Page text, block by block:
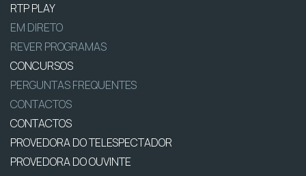
RTP PLAY
EM DIRETO
REVER PROGRAMAS
CONCURSOS
PERGUNTAS FREQUENTES
CONTACTOS
CONTACTOS
PROVEDORA DO TELESPECTADOR
PROVEDORA DO OUVINTE